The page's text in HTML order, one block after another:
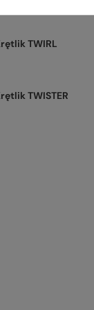
TWIRL
TWISTER